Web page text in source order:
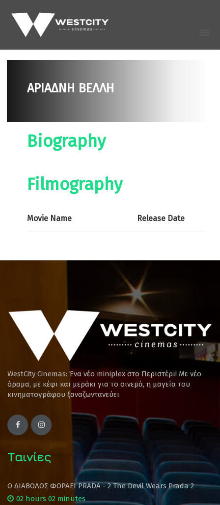
ΑΡΙΆΔΝΗ ΒΕΛΛΉ
Biography
Filmography
Movie Name Release Date
WestCity Cinemas: Ένα νέο miniplex στο Περιστέρι! Mε νέο
όραμα, με κέφι και μεράκι για το σινεμά, η μαγεία του
κινηματογράφου ξαναζωντανεύει
Ταινίες
Ο ΔΙΑΒΟΛΟΣ ΦΟΡΑΕΙ PRADA - 2 The Devil Wears Prada 2
02 hours 02 minutes